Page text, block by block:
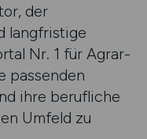
der
langfristige
Nr. 1 für Agrar-
passenden
ihre berufliche
Umfeld zu